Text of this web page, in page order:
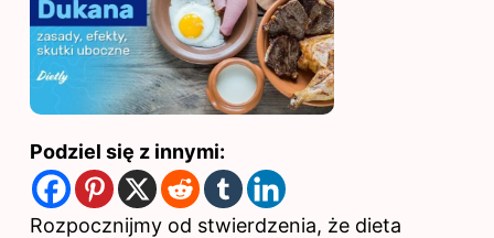
Podziel się z innymi:
Rozpocznijmy od stwierdzenia, że dieta